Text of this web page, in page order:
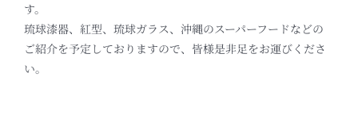
す。
琉球漆器、紅型、琉球ガラス、沖縄のスーパーフードなどの
ご紹介を予定しておりますので、皆様是非足をお運びくださ
い。